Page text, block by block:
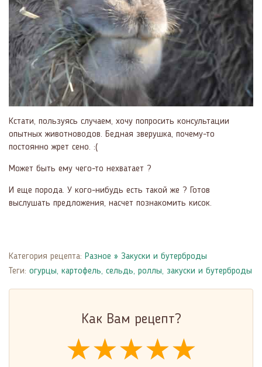
Кстати, пользуясь случаем, хочу попросить консультации
опытных животноводов. Бедная зверушка, почему-то
постоянно жрет сено. :(
Может быть ему чего-то нехватает ?
И еще порода. У кого-нибудь есть такой же ? Готов
выслушать предложения, насчет познакомить кисок.
Категория рецепта: Разное » Закуски и бутерброды
Теги: огурцы, картофель, сельдь, роллы, закуски и бутерброды
Как Вам рецепт?
★★★★★
★★★★★
★★★★★